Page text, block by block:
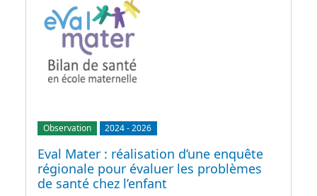
Observation 2024-2026
Eval Mater : réalisation d’une enquête
régionale pour évaluer les problèmes
de santé chez l’enfant